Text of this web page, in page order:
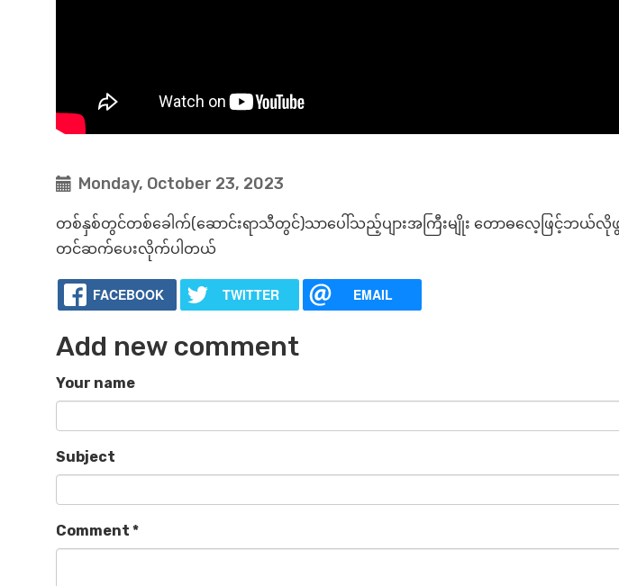
Monday, October 23, 2023
တစ်နှစ်တွင်တစ်ခေါက်(ဆောင်းရာသီတွင်)သာပေါ်သည့်ပျားအကြီးမျိုး တောဓလေ့ဖြင့်
တင်ဆက်ပေးလိုက်ပါတယ်
FACEBOOK TWITTER EMAIL
Add new comment
Your name
Subject
Comment *